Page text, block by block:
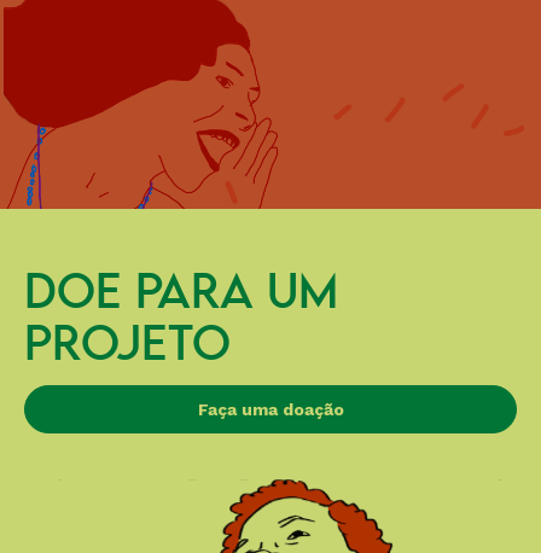
DOE PARA UM
PROJETO
Faça uma doação